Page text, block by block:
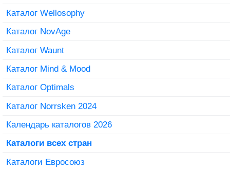
Каталог Wellosophy
Каталог NovAge
Каталог Waunt
Каталог Mind & Mood
Каталог Optimals
Каталог Norrsken 2024
Календарь каталогов 2026
Каталоги всех стран
Каталоги Евросоюз